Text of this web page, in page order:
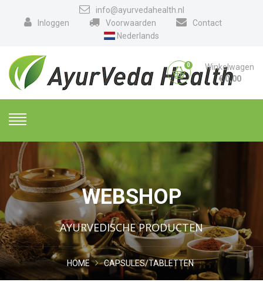
info@ayurvedahealth.nl
Inloggen
Voorwaarden
Contact
Nederlands
0
Winkelwagen
€0,00
WEBSHOP
AYURVEDISCHE PRODUCTEN
HOME CAPSULES/TABLETTEN